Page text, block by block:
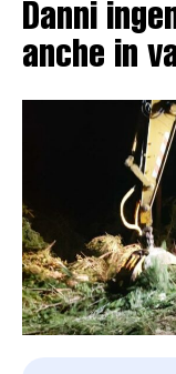
Danni
anche in